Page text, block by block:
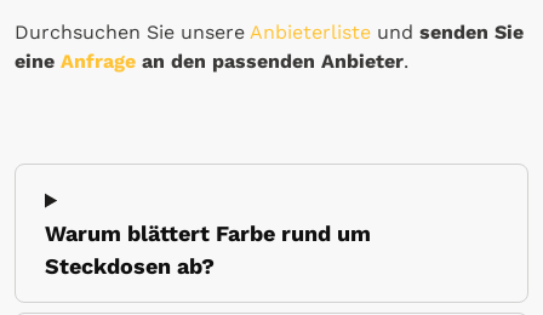
Durchsuchen Sie unsere Anbieterliste und senden Sie
eine Anfrage an den passenden Anbieter.
Warum blättert Farbe rund um
Steckdosen ab?